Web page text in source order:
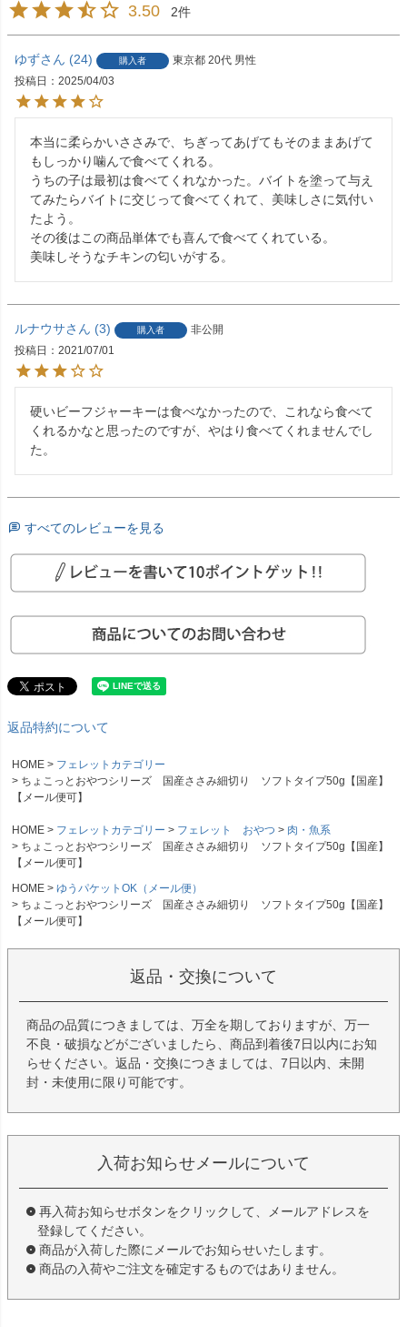
3.50 2
ゆず 24 購入者 東京都 20代 男性
投稿日
2025/04/03
本当に柔らかいささみで、ちぎってあげてもそのままあげて
もしっかり噛んで食べてくれる。
うちの子は最初は食べてくれなかった。バイトを塗って与え
てみたらバイトに交じって食べてくれて、美味しさに気付い
たよう。
その後はこの商品単体でも喜んで食べてくれている。
美味しそうなチキンの匂いがする。
ルナウサ 3 購入者
非公開
投稿日
2021/07/01
硬いビーフジャーキーは食べなかったので、これなら食べて
くれるかなと思ったのですが、やはり食べてくれませんでし
た。
すべてのレビューを見る
返品特約について
HOME
フェレットカテゴリー
ちょこっとおやつシリーズ 国産ささみ細切り ソフトタイプ50g【国産】
【メール便可】
HOME フェレットカテゴリー フェレット おやつ
肉・魚系
ちょこっとおやつシリーズ 国産ささみ細切り ソフトタイプ50g【国産】
【メール便可】
HOME
ゆうパケットOK（メール便）
ちょこっとおやつシリーズ 国産ささみ細切り ソフトタイプ50g【国産】
【メール便可】
返品・交換について
商品の品質につきましては、万全を期しておりますが、万一
不良・破損などがございましたら、商品到着後7日以内にお知
らせください。返品・交換につきましては、7日以内、未開
封・未使用に限り可能です。
入荷お知らせメールについて
再入荷お知らせボタンをクリックして、メールアドレスを
登録してください。
商品が入荷した際にメールでお知らせいたします。
商品の入荷やご注文を確定するものではありません。